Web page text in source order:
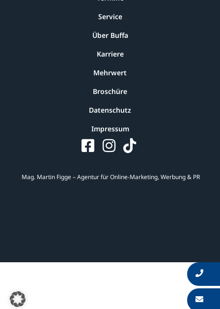
Service
Über Buffa
Karriere
Mehrwert
Broschüre
Datenschutz
Impressum
Mag. Martin Figge – Agentur für Online-Marketing, Werbung & PR